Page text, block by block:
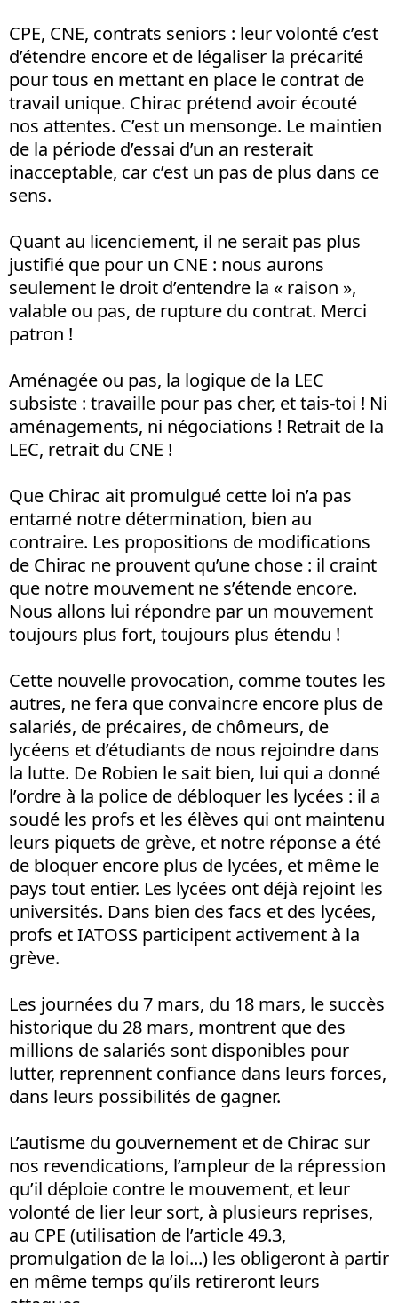
CPE, CNE, contrats seniors : leur volonté c’est
d’étendre encore et de légaliser la précarité
pour tous en mettant en place le contrat de
travail unique. Chirac prétend avoir écouté
nos attentes. C’est un mensonge. Le maintien
de la période d’essai d’un an resterait
inacceptable, car c’est un pas de plus dans ce
sens.
Quant au licenciement, il ne serait pas plus
justifié que pour un CNE : nous aurons
seulement le droit d’entendre la « raison »,
valable ou pas, de rupture du contrat. Merci
patron !
Aménagée ou pas, la logique de la LEC
subsiste : travaille pour pas cher, et tais-toi ! Ni
aménagements, ni négociations ! Retrait de la
LEC, retrait du CNE !
Que Chirac ait promulgué cette loi n’a pas
entamé notre détermination, bien au
contraire. Les propositions de modifications
de Chirac ne prouvent qu’une chose : il craint
que notre mouvement ne s’étende encore.
Nous allons lui répondre par un mouvement
toujours plus fort, toujours plus étendu !
Cette nouvelle provocation, comme toutes les
autres, ne fera que convaincre encore plus de
salariés, de précaires, de chômeurs, de
lycéens et d’étudiants de nous rejoindre dans
la lutte. De Robien le sait bien, lui qui a donné
l’ordre à la police de débloquer les lycées : il a
soudé les profs et les élèves qui ont maintenu
leurs piquets de grève, et notre réponse a été
de bloquer encore plus de lycées, et même le
pays tout entier. Les lycées ont déjà rejoint les
universités. Dans bien des facs et des lycées,
profs et IATOSS participent activement à la
grève.
Les journées du 7 mars, du 18 mars, le succès
historique du 28 mars, montrent que des
millions de salariés sont disponibles pour
lutter, reprennent confiance dans leurs forces,
dans leurs possibilités de gagner.
L’autisme du gouvernement et de Chirac sur
nos revendications, l’ampleur de la répression
qu’il déploie contre le mouvement, et leur
volonté de lier leur sort, à plusieurs reprises,
au CPE (utilisation de l’article 49.3,
promulgation de la loi...) les obligeront à partir
en même temps qu’ils retireront leurs